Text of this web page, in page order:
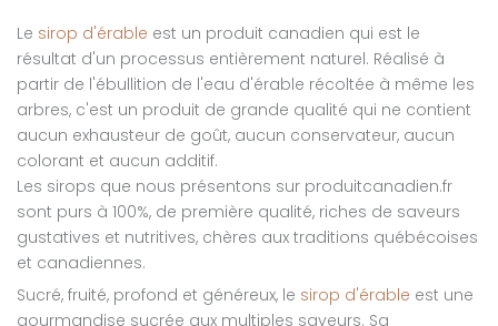
Le sirop d'érable est un produit canadien qui est le
résultat d'un processus entièrement naturel. Réalisé à
partir de l'ébullition de l'eau d'érable récoltée à même les
arbres, c'est un produit de grande qualité qui ne contient
aucun exhausteur de goût, aucun conservateur, aucun
colorant et aucun additif.
Les sirops que nous présentons sur produitcanadien.fr
sont purs à 100%, de première qualité, riches de saveurs
gustatives et nutritives, chères aux traditions québécoises
et canadiennes.
Sucré, fruité, profond et généreux, le sirop d'érable est une
gourmandise sucrée aux multiples saveurs. Sa